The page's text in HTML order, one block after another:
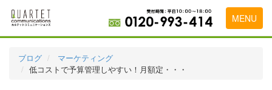
MENU
料金表
ブログ
マーケティング
低コストで予算管理しやすい！月額定・・・